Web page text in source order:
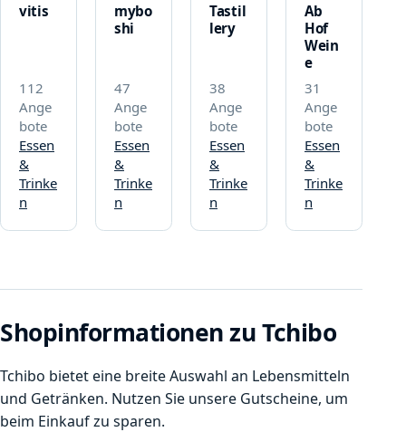
vitis
112
Ange
bote
Essen
&
Trinke
n
mybo
shi
47
Ange
bote
Essen
&
Trinke
n
Tastil
lery
38
Ange
bote
Essen
&
Trinke
n
Ab
Hof
Wein
e
31
Ange
bote
Essen
&
Trinke
n
Shopinformationen zu Tchibo
Tchibo bietet eine breite Auswahl an Lebensmitteln
und Getränken. Nutzen Sie unsere Gutscheine, um
beim Einkauf zu sparen.